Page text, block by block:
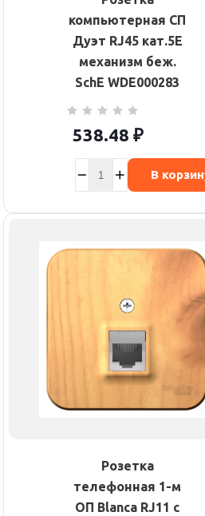
компьютерная СП
Дуэт RJ45 кат.5E
механизм беж.
SchE WDE000283
538.48 ₽
В
Розетка
телефонная 1-м
ОП Blanca RJ11 с